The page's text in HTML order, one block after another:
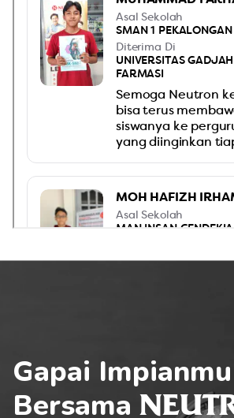
Gapai Impianmu
Bersama